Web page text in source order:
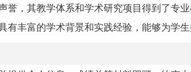
，其教学体系和学术研究项目得到了专业
丰富的学术背景和实践经验，能够为学生